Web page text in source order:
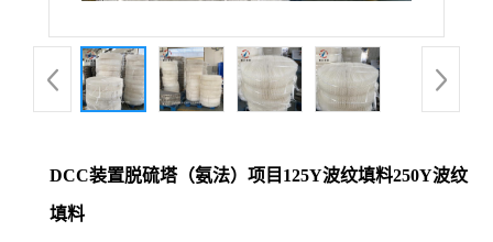
DCC装置脱硫塔（氨法）项目125Y波纹填料250Y波纹
填料